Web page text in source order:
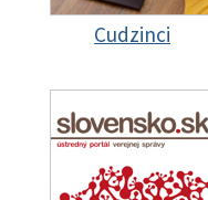
Cudzinci